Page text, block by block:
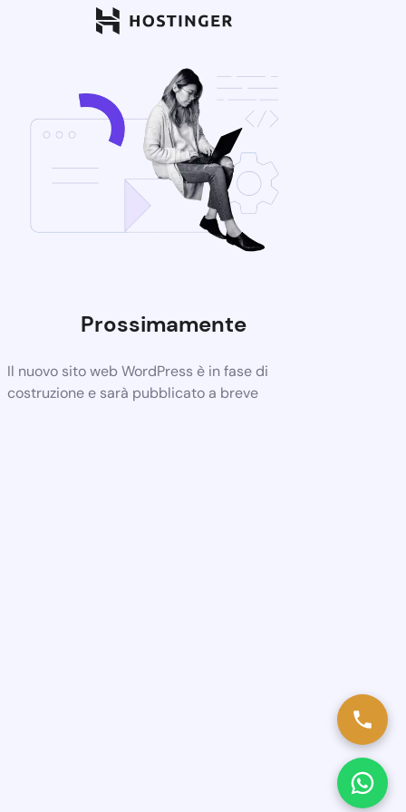
Prossimamente
Il nuovo sito web WordPress è in fase di
costruzione e sarà pubblicato a breve